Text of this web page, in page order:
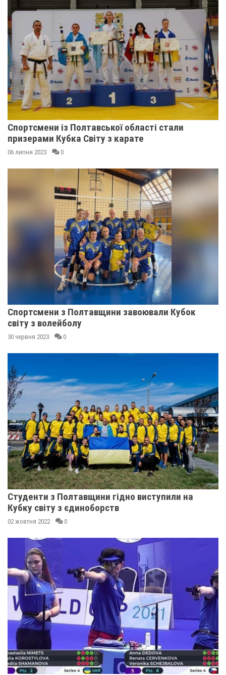
Спортсмени із Полтавської області стали
призерами Кубка Світу з карате
06 липня 2023 0
Спортсмени з Полтавщини завоювали Кубок
світу з волейболу
30 червня 2023 0
Студенти з Полтавщини гідно виступили на
Кубку світу з єдиноборств
02 жовтня 2022 0